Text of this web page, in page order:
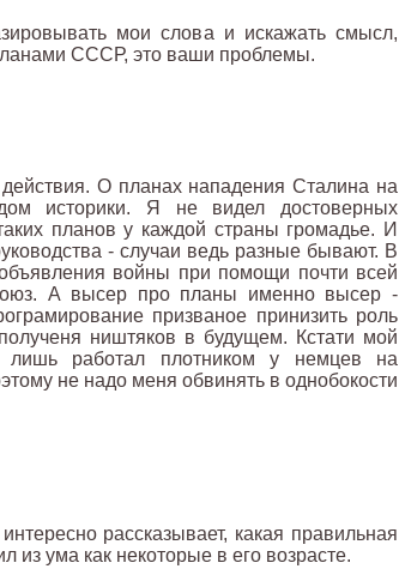
мои слова и искажать смысл,
СССР, это ваши проблемы.
О планах нападения Сталина на
историки. Я не видел достоверных
планов у каждой страны громадье. И
- случаи ведь разные бывают. В
войны при помощи почти всей
А высер про планы именно высер -
призваное принизить роль
ништяков в будущем. Кстати мой
работал плотником у немцев на
не надо меня обвинять в однобокости
рассказывает, какая правильная
из ума как некоторые в его возрасте.